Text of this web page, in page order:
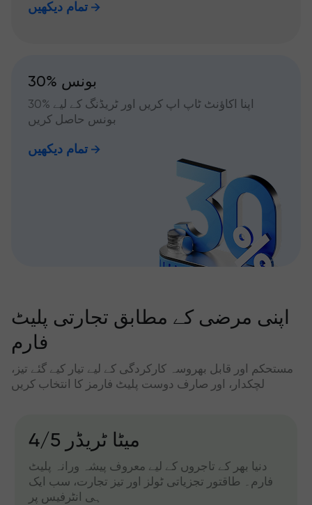
تمام دیکھیں
30% بونس
اپنا اکاؤنٹ ٹاپ اپ کریں اور ٹریڈنگ کے لیے %30
بونس حاصل کریں
تمام دیکھیں
اپنی مرضی کے مطابق تجارتی پلیٹ
فارم
مستحکم اور قابل بھروسہ کارکردگی کے لیے تیار کیے گئے تیز،
لچکدار، اور صارف دوست پلیٹ فارمز کا انتخاب کریں
میٹا ٹریڈر 4/5
دنیا بھر کے تاجروں کے لیے معروف پیشہ ورانہ پلیٹ
فارم۔ طاقتور تجزیاتی ٹولز اور تیز تجارت، سب ایک
ہی انٹرفیس پر